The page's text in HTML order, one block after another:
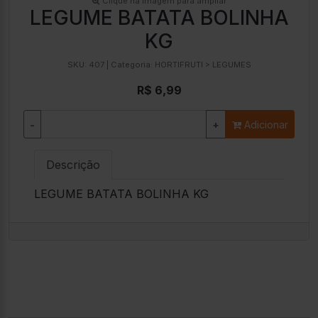
LEGUME BATATA BOLINHA
KG
SKU: 407| Categoria: HORTIFRUTI > LEGUMES
R$ 6,99
- + Adicionar
Descrição
LEGUME BATATA BOLINHA KG